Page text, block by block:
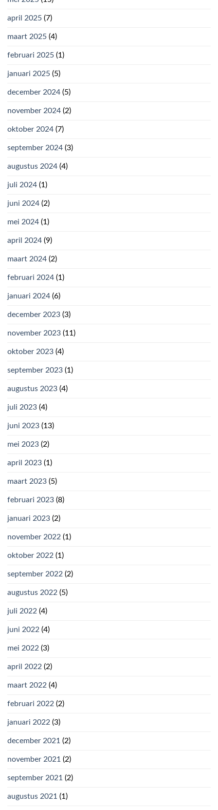
april 2025 (7)
maart 2025 (4)
februari 2025 (1)
januari 2025 (5)
december 2024 (5)
november 2024 (2)
oktober 2024 (7)
september 2024 (3)
augustus 2024 (4)
juli 2024 (1)
juni 2024 (2)
mei 2024 (1)
april 2024 (9)
maart 2024 (2)
februari 2024 (1)
januari 2024 (6)
december 2023 (3)
november 2023 (11)
oktober 2023 (4)
september 2023 (1)
augustus 2023 (4)
juli 2023 (4)
juni 2023 (13)
mei 2023 (2)
april 2023 (1)
maart 2023 (5)
februari 2023 (8)
januari 2023 (2)
november 2022 (1)
oktober 2022 (1)
september 2022 (2)
augustus 2022 (5)
juli 2022 (4)
juni 2022 (4)
mei 2022 (3)
april 2022 (2)
maart 2022 (4)
februari 2022 (2)
januari 2022 (3)
december 2021 (2)
november 2021 (2)
september 2021 (2)
augustus 2021 (1)